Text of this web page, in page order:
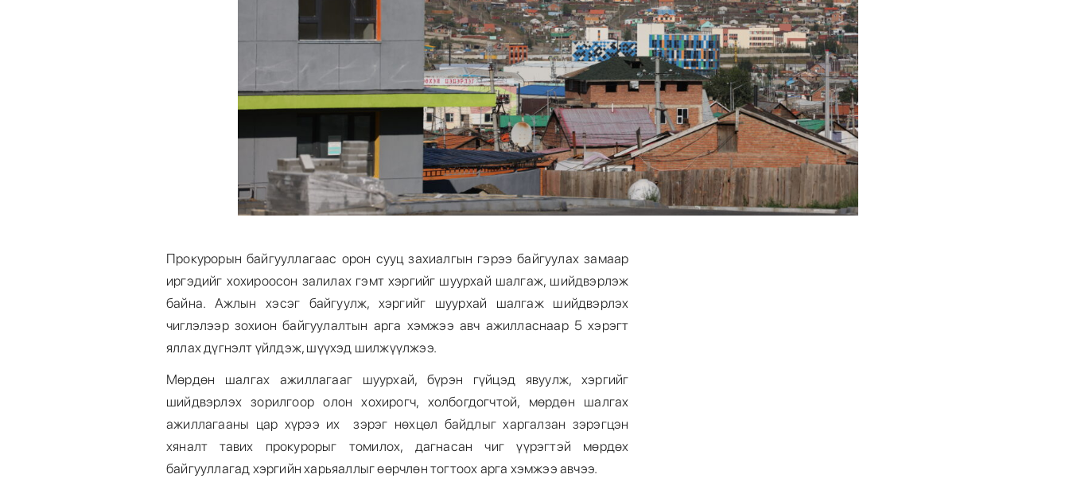
Прокурорын байгууллагаас орон сууц захиалгын гэрээ байгуулах замаар
иргэдийг хохироосон залилах гэмт хэргийг шуурхай шалгаж, шийдвэрлэж
байна. Ажлын хэсэг байгуулж, хэргийг шуурхай шалгаж шийдвэрлэх
чиглэлээр зохион байгуулалтын арга хэмжээ авч ажилласнаар 5 хэрэгт
яллах дүгнэлт үйлдэж, шүүхэд шилжүүлжээ.
Мөрдөн шалгах ажиллагааг шуурхай, бүрэн гүйцэд явуулж, хэргийг
шийдвэрлэх зорилгоор олон хохирогч, холбогдогчтой, мөрдөн шалгах
ажиллагааны цар хүрээ их зэрэг нөхцөл байдлыг харгалзан зэрэгцэн
хяналт тавих прокурорыг томилох, дагнасан чиг үүрэгтэй мөрдөх
байгууллагад хэргийн харьяаллыг өөрчлөн тогтоох арга хэмжээ авчээ.